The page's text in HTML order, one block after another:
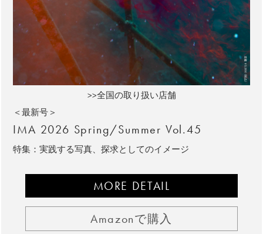
>>全国の取り扱い店舗
＜最新号＞
IMA 2026 Spring/Summer Vol.45
特集：実践する写真、探求としてのイメージ
MORE DETAIL
Amazonで購入